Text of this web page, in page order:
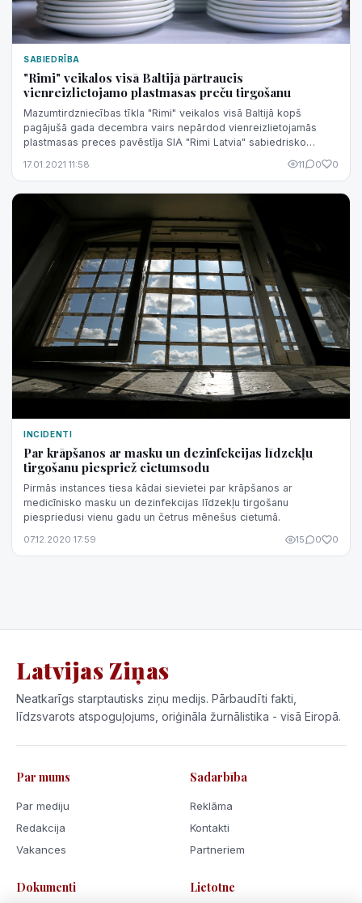
SABIEDRĪBA
"Rimi" veikalos visā Baltijā pārtraucis
vienreizlietojamo plastmasas preču tirgošanu
Mazumtirdzniecības tīkla "Rimi" veikalos visā Baltijā kopš
pagājušā gada decembra vairs nepārdod vienreizlietojamās
plastmasas preces pavēstīja SIA "Rimi Latvia" sabiedrisko
17.01.2021 11:58 11 0 0
INCIDENTI
Par krāpšanos ar masku un dezinfekcijas līdzekļu
tirgošanu piespriež cietumsodu
Pirmās instances tiesa kādai sievietei par krāpšanos ar
medicīnisko masku un dezinfekcijas līdzekļu tirgošanu
piespriedusi vienu gadu un četrus mēnešus cietumā.
07.12.2020 17:59 15 0 0
Latvijas Ziņas
Neatkarīgs starptautisks ziņu medijs. Pārbaudīti fakti,
līdzsvarots atspoguļojums, oriģināla žurnālistika - visā Eiropā.
Par mums
Par mediju
Redakcija
Vakances
Sadarbība
Reklāma
Kontakti
Partneriem
Dokumenti Lietotne